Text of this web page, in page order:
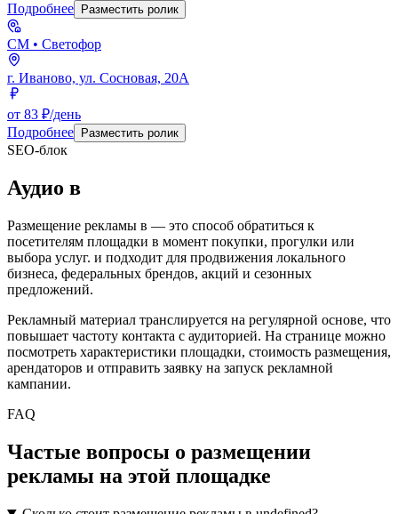
Подробнее
Разместить ролик
СМ • Светофор
г. Иваново, ул. Сосновая, 20А
от 83 ₽/день
Подробнее
Разместить ролик
SEO-блок
Аудио в
Размещение рекламы в — это способ обратиться к
посетителям площадки в момент покупки, прогулки или
выбора услуг. и подходит для продвижения локального
бизнеса, федеральных брендов, акций и сезонных
предложений.
Рекламный материал транслируется на регулярной основе, что
повышает частоту контакта с аудиторией. На странице можно
посмотреть характеристики площадки, стоимость размещения,
арендаторов и отправить заявку на запуск рекламной
кампании.
FAQ
Частые вопросы о размещении
рекламы на этой площадке